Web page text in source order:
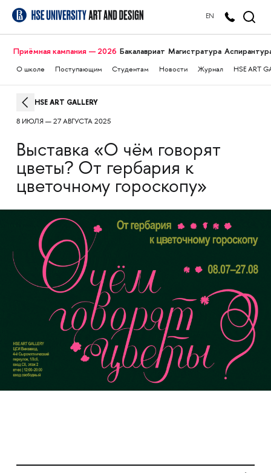
EN
Приёмная кампания — 2026 Бакалавриат Магистратура
О школе Поступающим Студентам Новости Журнал HSE ART
HSE ART GALLERY
8 ИЮЛЯ — 27 АВГУСТА 2025
Выставка «О чём говорят
цветы? От гербария к
цветочному гороскопу»